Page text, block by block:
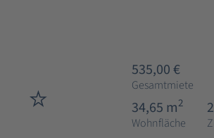
535,00 €
Gesamtmiete
34,65 m2
Wohnfläche
2